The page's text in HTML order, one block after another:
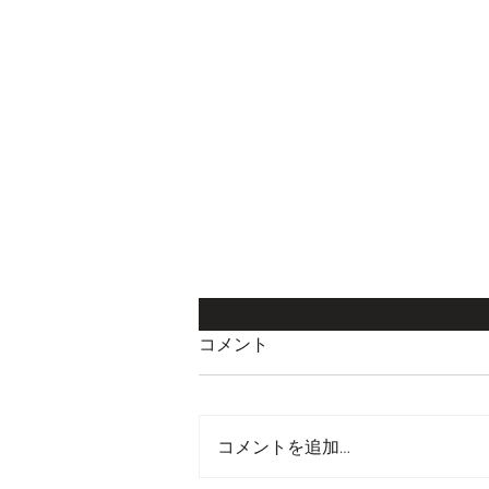
コメント
コメントを追加…